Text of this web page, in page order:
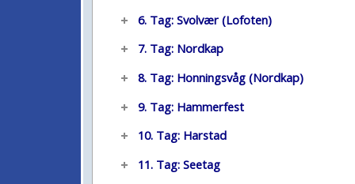
6. Tag: Svolvær (Lofoten)
7. Tag: Nordkap
8. Tag: Honningsvåg (Nordkap)
9. Tag: Hammerfest
10. Tag: Harstad
11. Tag: Seetag